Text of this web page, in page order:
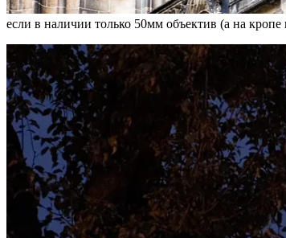
если в наличии только 50мм объектив (а на